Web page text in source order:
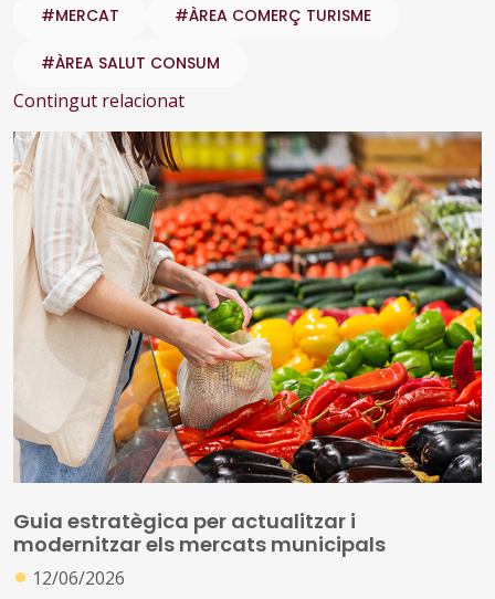
#MERCAT #ÀREA COMERÇ TURISME
#ÀREA SALUT CONSUM
Contingut relacionat
Guia estratègica per actualitzar i
modernitzar els mercats municipals
● 12/06/2026